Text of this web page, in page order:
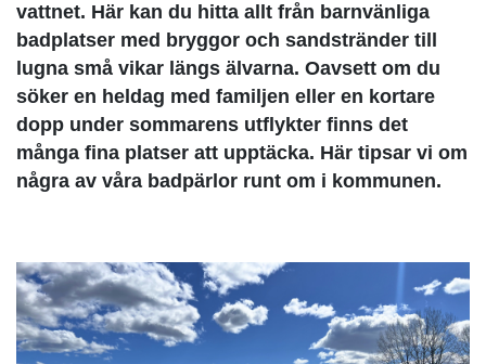
vattnet. Här kan du hitta allt från barnvänliga
badplatser med bryggor och sandstränder till
lugna små vikar längs älvarna. Oavsett om du
söker en heldag med familjen eller en kortare
dopp under sommarens utflykter finns det
många fina platser att upptäcka. Här tipsar vi om
några av våra badpärlor runt om i kommunen.